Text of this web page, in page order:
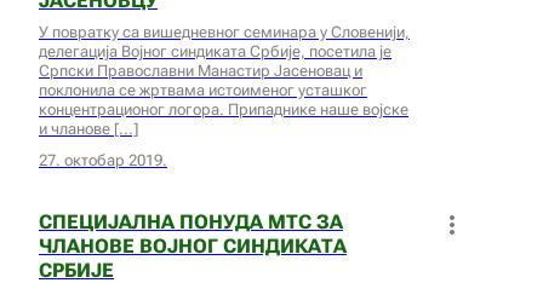
У повратку са вишедневног семинара у Словенији,
делегација Војног синдиката Србије, посетила је
Српски Православни Манастир Јасеновац и
поклонила се жртвама истоименог усташког
концентрационог логора. Припаднике наше војске
и чланове
27. октобар 2019.
СПЕЦИЈАЛНА ПОНУДА МТС ЗА
ЧЛАНОВЕ ВОЈНОГ СИНДИКАТА
СРБИЈЕ